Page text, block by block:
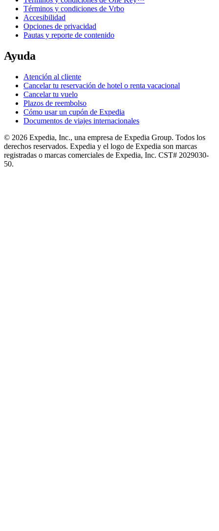
Términos y condiciones de Vrbo
Accesibilidad
Opciones de privacidad
Pautas y reporte de contenido
Ayuda
Atención al cliente
Cancelar tu reservación de hotel o renta vacacional
Cancelar tu vuelo
Plazos de reembolso
Cómo usar un cupón de Expedia
Documentos de viajes internacionales
© 2026 Expedia, Inc., una empresa de Expedia Group. Todos los
derechos reservados. Expedia y el logo de Expedia son marcas
registradas o marcas comerciales de Expedia, Inc. CST# 2029030-
50.